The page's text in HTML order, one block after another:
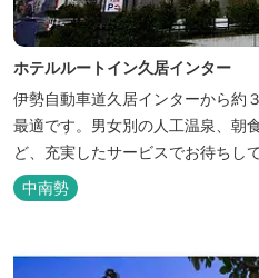
ホテルルートイン久居インター
伊勢自動車道久居インターから約
最適です。男女別の人工温泉、朝
ど、充実したサービスでお待ちし
や物販店もあります。
中南勢